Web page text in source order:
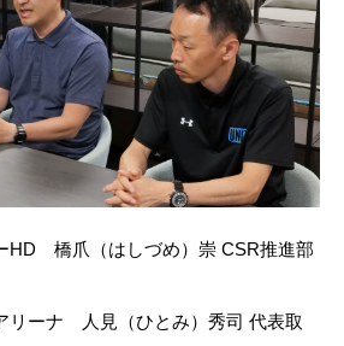
HD 橋爪（はしづめ）崇 CSR推進部
リーナ 人見（ひとみ）秀司 代表取